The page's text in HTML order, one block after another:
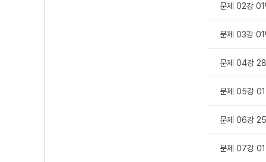
문제 02강
문제 03강
문제 04강
문제 05강
문제 06강
문제 07강